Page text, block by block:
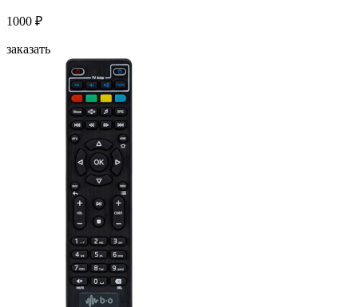
1000 ₽
заказать